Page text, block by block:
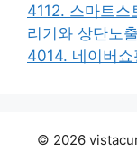
4112. 스마트스
리기와 상단노
4014. 네이버
© 2026